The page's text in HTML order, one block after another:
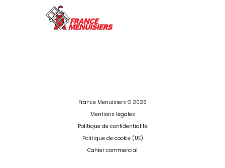
France Menuisiers © 2026
Mentions légales
Politique de confidentialité
Politique de cookie (UE)
Cahier commercial